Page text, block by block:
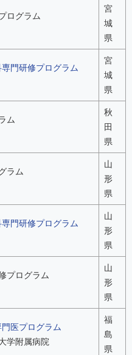
ログラム
宮
城
県
門研修プログラム
宮
城
県
ム
秋
田
県
ラム
山
形
県
門研修プログラム
山
形
県
プログラム
山
形
県
医プログラム
学附属病院
福
島
県